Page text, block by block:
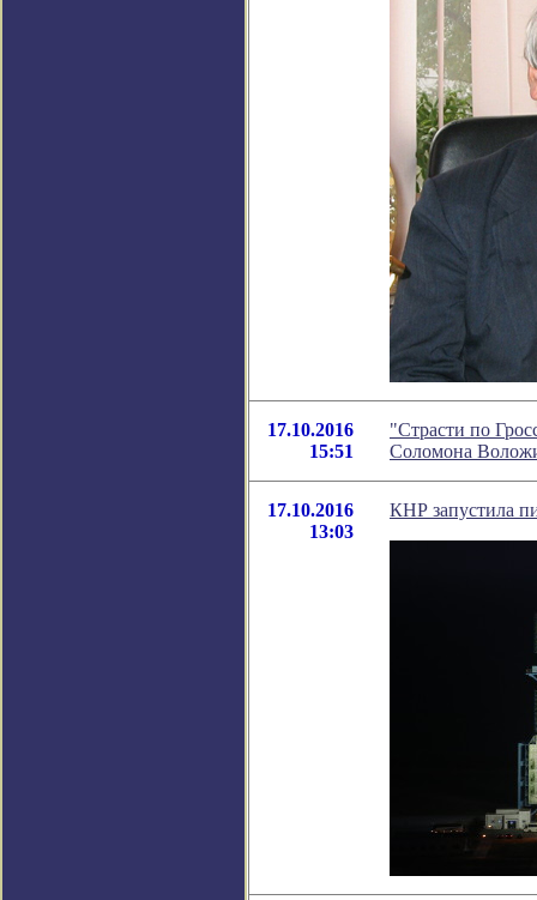
17.10.2016
15:51
"Страсти по
Соломона
17.10.2016
13:03
КНР запустила